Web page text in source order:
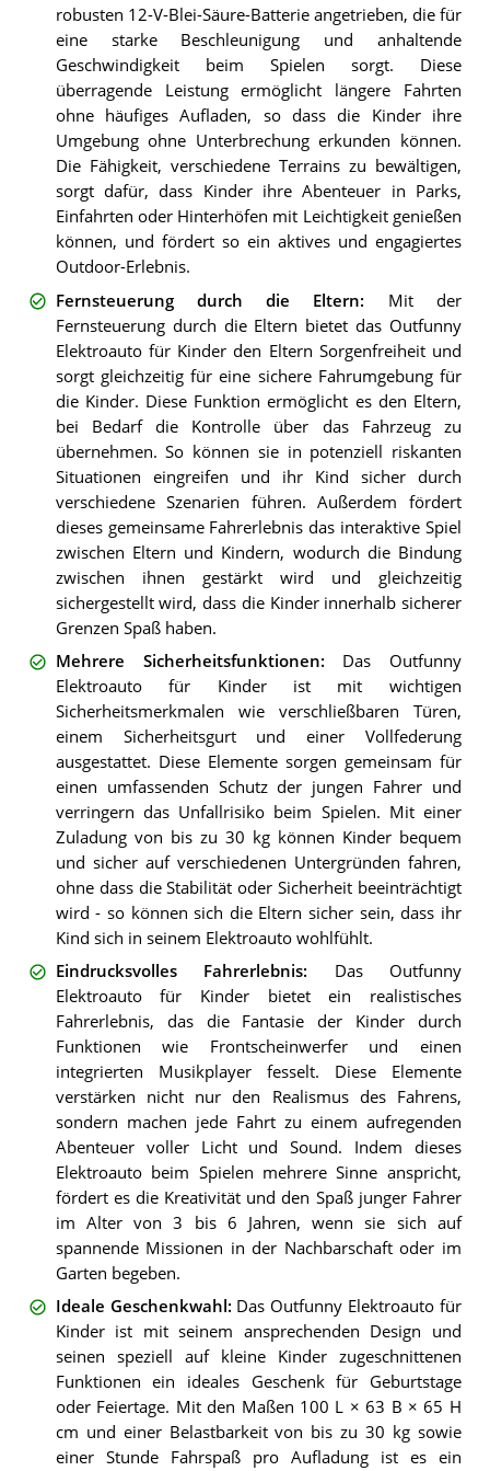
robusten 12-V-Blei-Säure-Batterie angetrieben, die für
eine starke Beschleunigung und anhaltende
Geschwindigkeit beim Spielen sorgt. Diese
überragende Leistung ermöglicht längere Fahrten
ohne häufiges Aufladen, so dass die Kinder ihre
Umgebung ohne Unterbrechung erkunden können.
Die Fähigkeit, verschiedene Terrains zu bewältigen,
sorgt dafür, dass Kinder ihre Abenteuer in Parks,
Einfahrten oder Hinterhöfen mit Leichtigkeit genießen
können, und fördert so ein aktives und engagiertes
Outdoor-Erlebnis.
Fernsteuerung durch die Eltern: Mit der
Fernsteuerung durch die Eltern bietet das Outfunny
Elektroauto für Kinder den Eltern Sorgenfreiheit und
sorgt gleichzeitig für eine sichere Fahrumgebung für
die Kinder. Diese Funktion ermöglicht es den Eltern,
bei Bedarf die Kontrolle über das Fahrzeug zu
übernehmen. So können sie in potenziell riskanten
Situationen eingreifen und ihr Kind sicher durch
verschiedene Szenarien führen. Außerdem fördert
dieses gemeinsame Fahrerlebnis das interaktive Spiel
zwischen Eltern und Kindern, wodurch die Bindung
zwischen ihnen gestärkt wird und gleichzeitig
sichergestellt wird, dass die Kinder innerhalb sicherer
Grenzen Spaß haben.
Mehrere Sicherheitsfunktionen: Das Outfunny
Elektroauto für Kinder ist mit wichtigen
Sicherheitsmerkmalen wie verschließbaren Türen,
einem Sicherheitsgurt und einer Vollfederung
ausgestattet. Diese Elemente sorgen gemeinsam für
einen umfassenden Schutz der jungen Fahrer und
verringern das Unfallrisiko beim Spielen. Mit einer
Zuladung von bis zu 30 kg können Kinder bequem
und sicher auf verschiedenen Untergründen fahren,
ohne dass die Stabilität oder Sicherheit beeinträchtigt
wird - so können sich die Eltern sicher sein, dass ihr
Kind sich in seinem Elektroauto wohlfühlt.
Eindrucksvolles Fahrerlebnis: Das Outfunny
Elektroauto für Kinder bietet ein realistisches
Fahrerlebnis, das die Fantasie der Kinder durch
Funktionen wie Frontscheinwerfer und einen
integrierten Musikplayer fesselt. Diese Elemente
verstärken nicht nur den Realismus des Fahrens,
sondern machen jede Fahrt zu einem aufregenden
Abenteuer voller Licht und Sound. Indem dieses
Elektroauto beim Spielen mehrere Sinne anspricht,
fördert es die Kreativität und den Spaß junger Fahrer
im Alter von 3 bis 6 Jahren, wenn sie sich auf
spannende Missionen in der Nachbarschaft oder im
Garten begeben.
Ideale Geschenkwahl : Das Outfunny Elektroauto für
Kinder ist mit seinem ansprechenden Design und
seinen speziell auf kleine Kinder zugeschnittenen
Funktionen ein ideales Geschenk für Geburtstage
oder Feiertage. Mit den Maßen 100 L × 63 B × 65 H
cm und einer Belastbarkeit von bis zu 30 kg sowie
einer Stunde Fahrspaß pro Aufladung ist es ein